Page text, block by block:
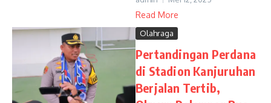
Read More
Olahraga
Pertandingan Perdana
di Stadion Kanjuruhan
Berjalan Tertib,